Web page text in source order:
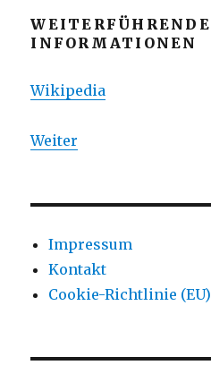
WEITERFÜHRENDE
INFORMATIONEN
Wikipedia
Weiter
Impressum
Kontakt
Cookie-Richtlinie (EU)